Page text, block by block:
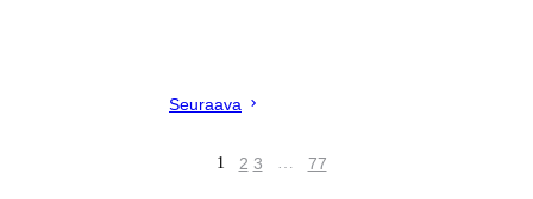
Seuraava
1 2 3 … 77